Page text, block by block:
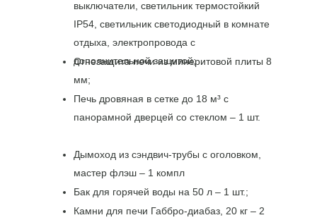
выключатели, светильник термостойкий
IP54, светильник светодиодный в комнате
отдыха, электропровода с
дополнительной защитой;
Огнезащита печи из минеритовой плиты 8
мм;
Дымоход из сэндвич-трубы с оголовком,
мастер флэш – 1 компл
Печь дровяная в сетке до 18 м³ с
панорамной дверцей со стеклом – 1 шт.
Бак для горячей воды на 50 л – 1 шт.;
Камни для печи Габбро-диабаз, 20 кг – 2